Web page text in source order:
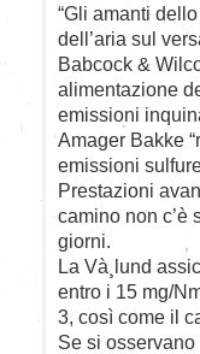
“Gli amanti
dell’aria sul
Babcock &
alimentazione
emissioni
Amager Bakke
emissioni
Prestazioni
camino non c’è
giorni.
La Và¸lund
entro i 15 mg/
3, così come il
Se si